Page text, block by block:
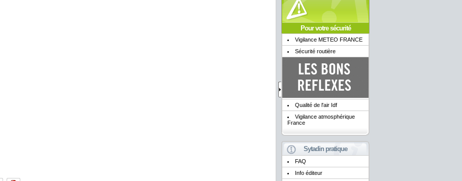
Pour votre sécurité
Vigilance METEO FRANCE
Sécurité routière
Qualité de l'air Idf
Vigilance atmosphérique
France
Sytadin pratique
FAQ
Info éditeur